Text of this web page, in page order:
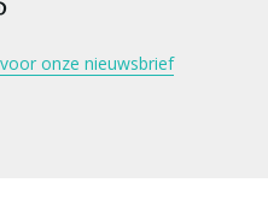
onze nieuwsbrief